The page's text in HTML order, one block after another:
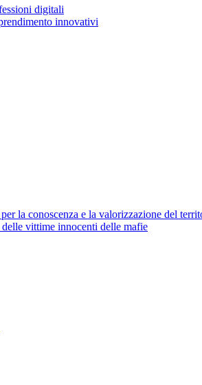
digitali
innovativi
la conoscenza e la valorizzazione del
vittime innocenti delle mafie